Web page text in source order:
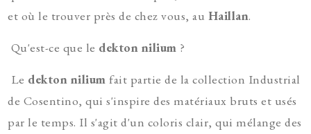
et où le trouver près de chez vous, au Haillan.
Qu'est-ce que le dekton nilium ?
Le dekton nilium fait partie de la collection Industrial
de Cosentino, qui s'inspire des matériaux bruts et usés
par le temps. Il s'agit d'un coloris clair, qui mélange des